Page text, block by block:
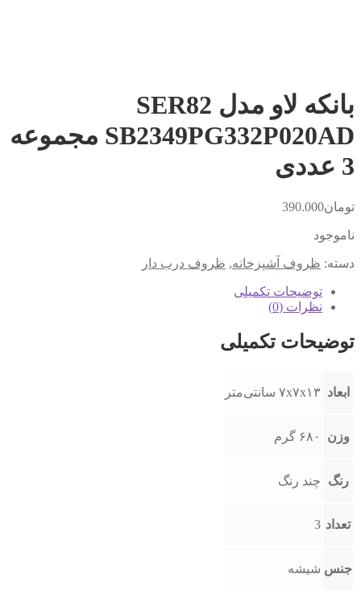
بانکه لاو مدل SER82
SB2349PG332P020AD مجموعه
3 عددی
تومان390.000
ناموجود
دسته: ظروف آشپزخانه, ظروف درب دار
توضیحات تکمیلی
نظرات (0)
توضیحات تکمیلی
ابعاد ۷x۷x۱۳ سانتی‌متر
وزن ۶۸۰ گرم
رنگ چند رنگ
تعداد 3
جنس شیشه